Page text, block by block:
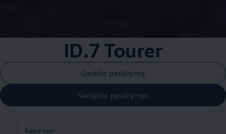
ID.7 Tourer
Gaukite pasiūlymą
Sandėlio pasiūlymai
Kaina nuo: